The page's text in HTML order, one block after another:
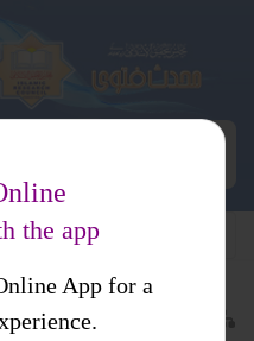
معاشرتی
the app
App for a